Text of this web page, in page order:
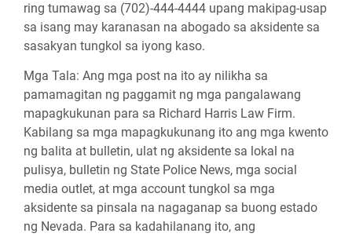
ring tumawag sa (702)-444-4444 upang makipag-usap
sa isang may karanasan na abogado sa aksidente sa
sasakyan tungkol sa iyong kaso.
Mga Tala: Ang mga post na ito ay nilikha sa
pamamagitan ng paggamit ng mga pangalawang
mapagkukunan para sa Richard Harris Law Firm.
Kabilang sa mga mapagkukunang ito ang mga kwento
ng balita at bulletin, ulat ng aksidente sa lokal na
pulisya, bulletin ng State Police News, mga social
media outlet, at mga account tungkol sa mga
aksidente sa pinsala na nagaganap sa buong estado
ng Nevada. Para sa kadahilanang ito, ang